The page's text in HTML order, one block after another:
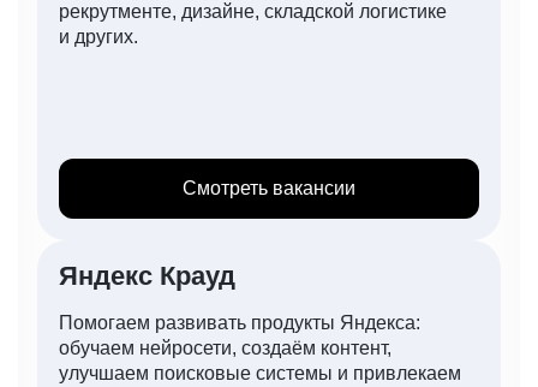
рекрутменте, дизайне, складской логистике
и других.
Смотреть вакансии
Яндекс Крауд
Помогаем развивать продукты Яндекса:
обучаем нейросети, создаём контент,
улучшаем поисковые системы и привлекаем